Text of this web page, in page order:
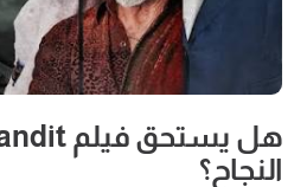
النجاح؟